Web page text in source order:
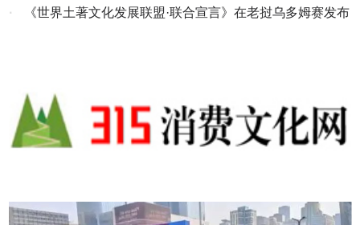
·
《世界土著文化发展联盟·联合宣言》在老挝乌多姆赛发布